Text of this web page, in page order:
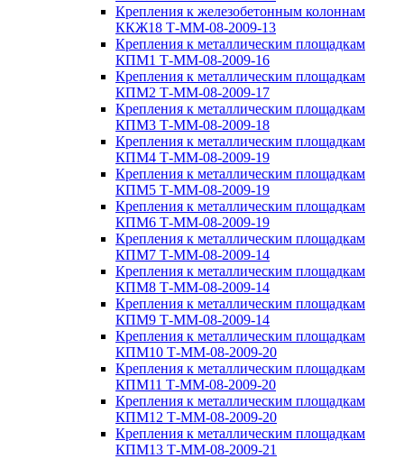
Крепления к железобетонным колоннам
ККЖ18 Т-ММ-08-2009-13
Крепления к металлическим площадкам
КПМ1 Т-ММ-08-2009-16
Крепления к металлическим площадкам
КПМ2 Т-ММ-08-2009-17
Крепления к металлическим площадкам
КПМ3 Т-ММ-08-2009-18
Крепления к металлическим площадкам
КПМ4 Т-ММ-08-2009-19
Крепления к металлическим площадкам
КПМ5 Т-ММ-08-2009-19
Крепления к металлическим площадкам
КПМ6 Т-ММ-08-2009-19
Крепления к металлическим площадкам
КПМ7 Т-ММ-08-2009-14
Крепления к металлическим площадкам
КПМ8 Т-ММ-08-2009-14
Крепления к металлическим площадкам
КПМ9 Т-ММ-08-2009-14
Крепления к металлическим площадкам
КПМ10 Т-ММ-08-2009-20
Крепления к металлическим площадкам
КПМ11 Т-ММ-08-2009-20
Крепления к металлическим площадкам
КПМ12 Т-ММ-08-2009-20
Крепления к металлическим площадкам
КПМ13 Т-ММ-08-2009-21